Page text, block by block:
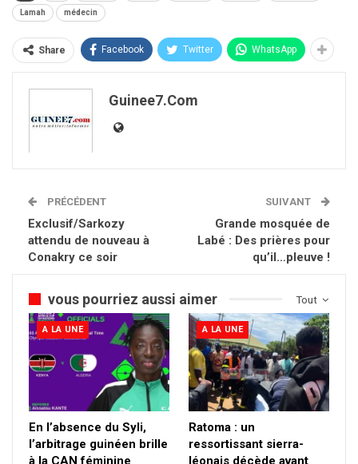
Lamah médecin
Share Facebook Twitter WhatsApp
Guinee7.com
PRÉCÉDENT
Exclusif/Sarkozy
attendu de nouveau à
Conakry ce soir
SUIVANT
Grande mosquée de
Labé : Des prières pour
qu’il…pleuve !
Tout
vous pourriez aussi aimer
A LA UNE
En l’absence du Syli,
l’arbitrage guinéen brille
à la CAN féminine
A LA UNE
Ratoma : un
ressortissant sierra-
léonais décède avant